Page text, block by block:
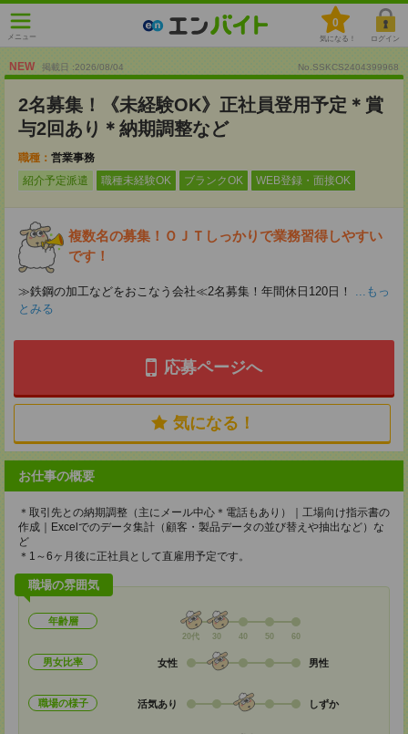
メニュー
0
気になる！ ログイン
NEW 掲載日 :2026/08/04 No.SSKCS2404399968
2名募集！《未経験OK》正社員登用予定＊賞
与2回あり＊納期調整など
職種： 営業事務
紹介予定派遣
職種未経験OK ブランクOK WEB登録・面接OK
複数名の募集！ＯＪＴしっかりで業務習得しやすい
です！
≫鉄鋼の加工などをおこなう会社≪2名募集！年間休日120日！
...もっ
とみる
応募ページへ
気になる！
お仕事の概要
＊取引先との納期調整（主にメール中心＊電話もあり）｜工場向け指示書の
作成｜Excelでのデータ集計（顧客・製品データの並び替えや抽出など）な
ど
＊1～6ヶ月後に正社員として直雇用予定です。
職場の雰囲気
年齢層
20代 30 40 50 60
男女比率 女性 男性
職場の様子 活気あり しずか